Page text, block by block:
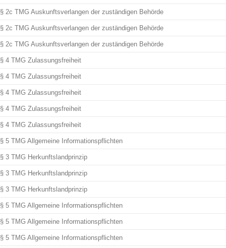
§ 2c TMG Auskunftsverlangen der zuständigen Behörde
§ 2c TMG Auskunftsverlangen der zuständigen Behörde
§ 2c TMG Auskunftsverlangen der zuständigen Behörde
§ 4 TMG Zulassungsfreiheit
§ 4 TMG Zulassungsfreiheit
§ 4 TMG Zulassungsfreiheit
§ 4 TMG Zulassungsfreiheit
§ 4 TMG Zulassungsfreiheit
§ 5 TMG Allgemeine Informationspflichten
§ 3 TMG Herkunftslandprinzip
§ 3 TMG Herkunftslandprinzip
§ 3 TMG Herkunftslandprinzip
§ 5 TMG Allgemeine Informationspflichten
§ 5 TMG Allgemeine Informationspflichten
§ 5 TMG Allgemeine Informationspflichten